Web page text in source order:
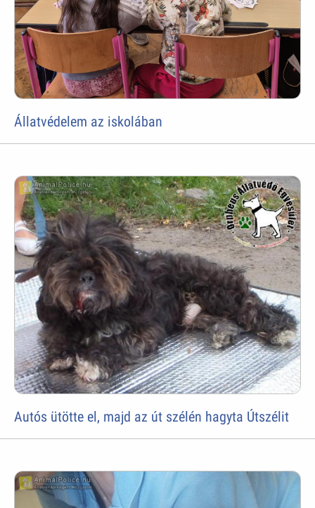
Állatvédelem az iskolában
Autós ütötte el, majd az út szélén hagyta Útszélit